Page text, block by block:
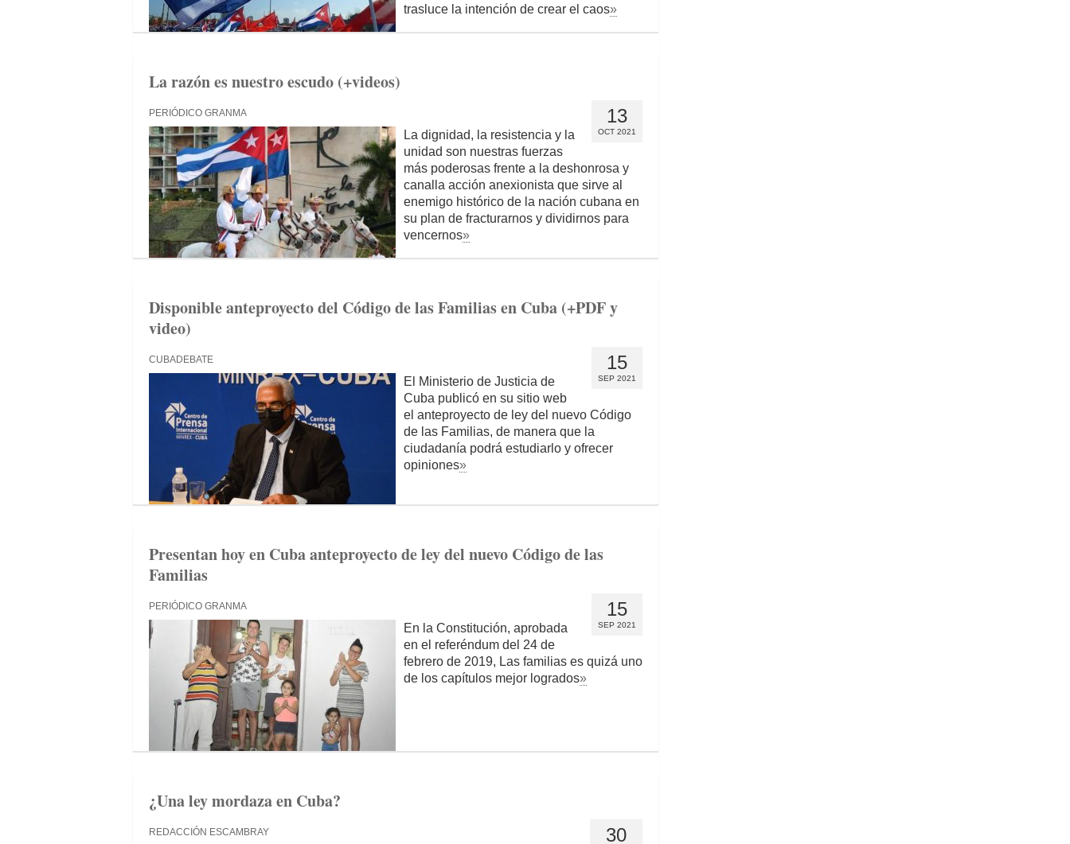
trasluce la intención de crear el caos»
La razón es nuestro escudo (+videos)
13
OCT 2021
PERIÓDICO GRANMA
La dignidad, la resistencia y la
unidad son nuestras fuerzas
más poderosas frente a la deshonrosa y
canalla acción anexionista que sirve al
enemigo histórico de la nación cubana en
su plan de fracturarnos y dividirnos para
vencernos»
Disponible anteproyecto del Código de las Familias en Cuba (+PDF y
video)
15
SEP 2021
CUBADEBATE
El Ministerio de Justicia de
Cuba publicó en su sitio web
el anteproyecto de ley del nuevo Código
de las Familias, de manera que la
ciudadanía podrá estudiarlo y ofrecer
opiniones»
Presentan hoy en Cuba anteproyecto de ley del nuevo Código de las
Familias
15
SEP 2021
PERIÓDICO GRANMA
En la Constitución, aprobada
en el referéndum del 24 de
febrero de 2019, Las familias es quizá uno
de los capítulos mejor logrados»
¿Una ley mordaza en Cuba?
30
REDACCIÓN ESCAMBRAY